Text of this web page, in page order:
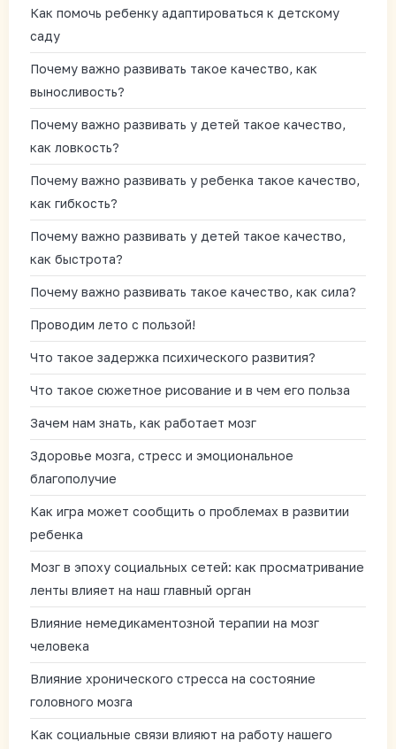
Как помочь ребенку адаптироваться к детскому
саду
Почему важно развивать такое качество, как
выносливость?
Почему важно развивать у детей такое качество,
как ловкость?
Почему важно развивать у ребенка такое качество,
как гибкость?
Почему важно развивать у детей такое качество,
как быстрота?
Почему важно развивать такое качество, как сила?
Проводим лето с пользой!
Что такое задержка психического развития?
Что такое сюжетное рисование и в чем его польза
Зачем нам знать, как работает мозг
Здоровье мозга, стресс и эмоциональное
благополучие
Как игра может сообщить о проблемах в развитии
ребенка
Мозг в эпоху социальных сетей: как просматривание
ленты влияет на наш главный орган
Влияние немедикаментозной терапии на мозг
человека
Влияние хронического стресса на состояние
головного мозга
Как социальные связи влияют на работу нашего